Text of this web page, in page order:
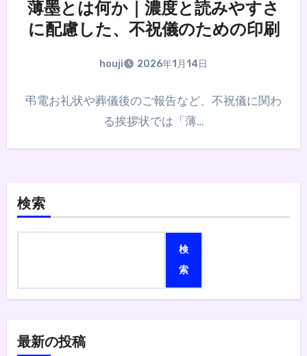
薄墨とは何か｜濃度と読みやすさ
に配慮した、不祝儀のための印刷
houji 2026年1月14日
弔電お礼状や葬儀後のご報告など、不祝儀に関わ
る挨拶状では「薄…
検索
検
索
最新の投稿